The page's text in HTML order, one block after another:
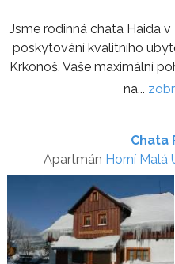
Jsme rodinná chata Haida
poskytování kvalitního
Krkonoš. Vaše maximální
na...
Chata
Apartmán Horní Malá